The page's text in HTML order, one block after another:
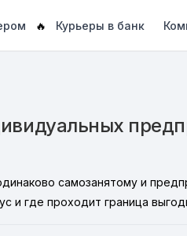
🔥 Курьеры в банк
самозанятому и
и где проходит граница